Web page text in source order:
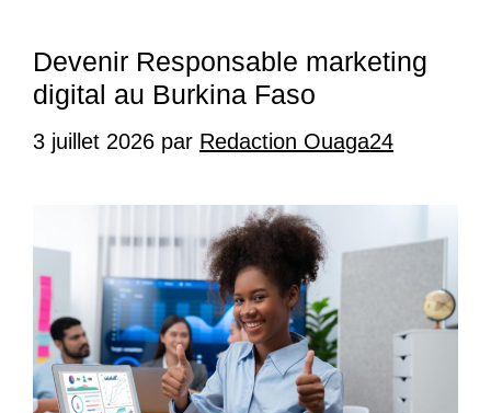
Devenir Responsable marketing
digital au Burkina Faso
3 juillet 2026 par Redaction Ouaga24